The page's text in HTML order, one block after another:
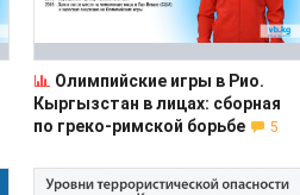
Олимпийские игры в Рио.
Кыргызстан в лицах: сборная
по греко-римской борьбе
5